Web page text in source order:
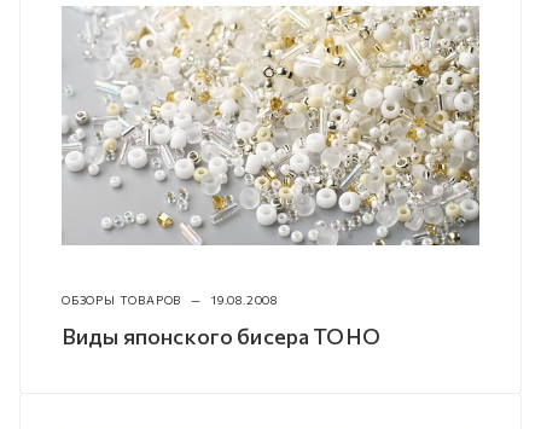
ОБЗОРЫ ТОВАРОВ — 19.08.2008
Виды японского бисера TOHO